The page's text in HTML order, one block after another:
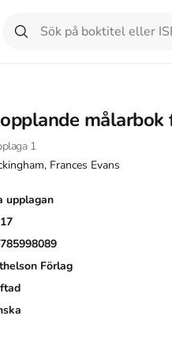
1
Frances Evans
upplagan
Förlag